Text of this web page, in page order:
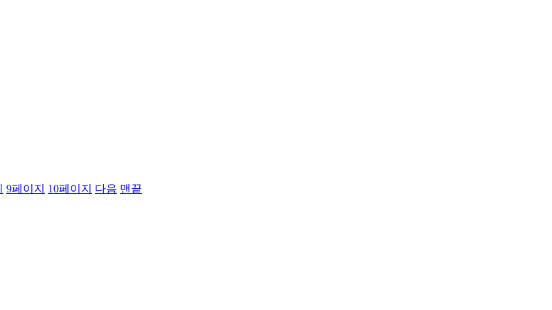
9페이지 10페이지 다음 맨끝